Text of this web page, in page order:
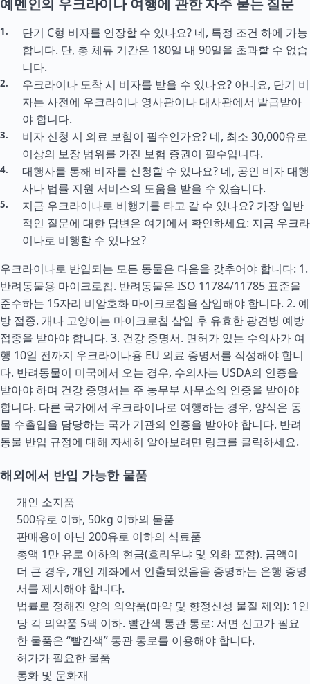
예멘인의 우크라이나 여행에 관한 자주 묻는 질문
단기 C형 비자를 연장할 수 있나요? 네, 특정 조건 하에 가능
합니다. 단, 총 체류 기간은 180일 내 90일을 초과할 수 없습
니다.
우크라이나 도착 시 비자를 받을 수 있나요? 아니요, 단기 비
자는 사전에 우크라이나 영사관이나 대사관에서 발급받아
야 합니다.
비자 신청 시 의료 보험이 필수인가요? 네, 최소 30,000유로
이상의 보장 범위를 가진 보험 증권이 필수입니다.
대행사를 통해 비자를 신청할 수 있나요? 네, 공인 비자 대행
사나 법률 지원 서비스의 도움을 받을 수 있습니다.
지금 우크라이나로 비행기를 타고 갈 수 있나요? 가장 일반
적인 질문에 대한 답변은 여기에서 확인하세요: 지금 우크라
이나로 비행할 수 있나요?
우크라이나로 반입되는 모든 동물은 다음을 갖추어야 합니다: 1.
반려동물용 마이크로칩. 반려동물은 ISO 11784/11785 표준을
준수하는 15자리 비암호화 마이크로칩을 삽입해야 합니다. 2. 예
방 접종. 개나 고양이는 마이크로칩 삽입 후 유효한 광견병 예방
접종을 받아야 합니다. 3. 건강 증명서. 면허가 있는 수의사가 여
행 10일 전까지 우크라이나용 EU 의료 증명서를 작성해야 합니
다. 반려동물이 미국에서 오는 경우, 수의사는 USDA의 인증을
받아야 하며 건강 증명서는 주 농무부 사무소의 인증을 받아야
합니다. 다른 국가에서 우크라이나로 여행하는 경우, 양식은 동
물 수출입을 담당하는 국가 기관의 인증을 받아야 합니다. 반려
동물 반입 규정에 대해 자세히 알아보려면 링크를 클릭하세요.
해외에서 반입 가능한 물품
개인 소지품
500유로 이하, 50kg 이하의 물품
판매용이 아닌 200유로 이하의 식료품
총액 1만 유로 이하의 현금(흐리우냐 및 외화 포함). 금액이
더 큰 경우, 개인 계좌에서 인출되었음을 증명하는 은행 증명
서를 제시해야 합니다.
법률로 정해진 양의 의약품(마약 및 향정신성 물질 제외): 1인
당 각 의약품 5팩 이하. 빨간색 통관 통로: 서면 신고가 필요
한 물품은 “빨간색” 통관 통로를 이용해야 합니다.
허가가 필요한 물품
통화 및 문화재